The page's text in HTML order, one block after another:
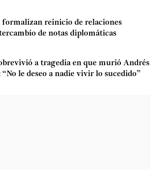
formalizan reinicio de relaciones
de notas diplomáticas
a tragedia en que murió Andrés
le deseo a nadie vivir lo sucedido”